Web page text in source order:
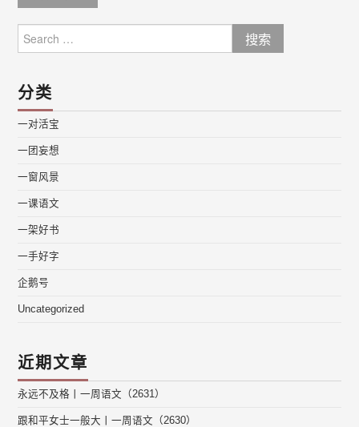
for:
分类
一对活宝
一团妄想
一窗风景
一课语文
一架好书
一手好字
企鹅号
Uncategorized
近期文章
永远不及格丨一周语文（2631）
跟和平女士一般大丨一周语文（2630）